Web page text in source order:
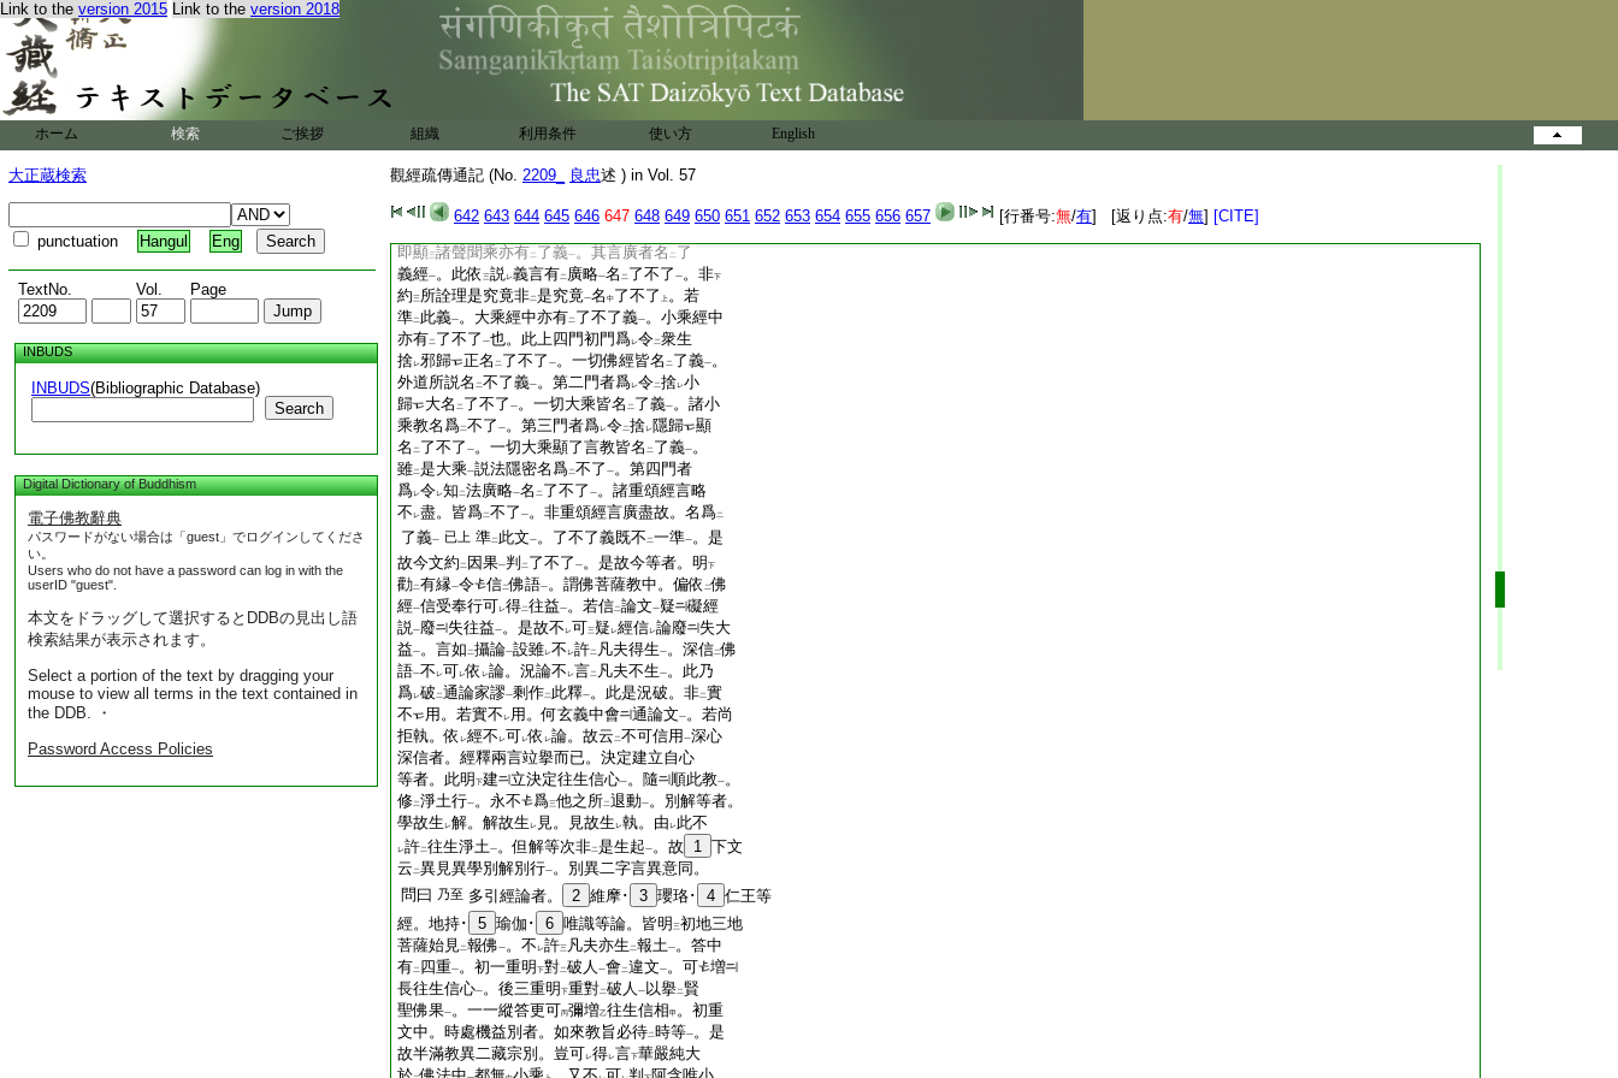
Link to the version 2015 Link to the version 2018
ホーム 検索 ご挨拶 組織 利用条件 使い方 English
大正蔵検索
punctuation Hangul Eng
TextNo. Vol. Page
INBUDS
INBUDS(Bibliographic Database)
Search
Digital Dictionary of Buddhism
電子佛教辭典
パスワードがない場合は「guest」でログインしてくださ
い。
Users who do not have a password can log in with the
userID "guest".
本文をドラッグして選択するとDDBの見出し語
検索結果が表示されます。
Select a portion of the text by dragging your
mouse to view all terms in the text contained in
the DDB. ・
Password Access Policies
觀經疏傳通記 (No. 2209_ 良忠述 ) in Vol. 57
642 643 644 645 646 647 648 649 650 651 652 653 654 655 656 657 [行番号:無/有] [返り点:有/無] [CITE]
諸菩薩於二如來所一。深植二正信一 深植二清淨一。一
向澂清唯依
二 如來了義經典一 非二不了義一
。了義
經典爲二所依一 故。於 二佛所説法毘奈耶 一 。不 レ 可二
佛所説不了義經依 種種門 辨 二本
。尚生二疑惑一 。非中了義上故。即
此文 大乘中 顯了言教名爲 了義 。隱
密言教名
。非若顯了所詰究竟。名爲
了義一 。言非 顯了 一。所詮之理又無 究竟 一名
了義 。第四言略語廣門者。謂雖
之教
一。初但略説詮 レ理未レ 盡。所レ 明未 レ周。名爲二
即顯三諸聲聞乘亦有二 了義一。其言廣者名 二 了
義經一。此依 三説レ義言有二 廣略一名 二 了不了 一。非下
約三所詮理是究竟非二是究竟一名 中了不了 上 。若
準二 此義一。大乘經中亦有二 了不了義一。小乘經中
亦有二 了不了 一也。此上四門初門爲レ令二衆生
捨レ邪歸 正名 二 了不了 一。一切佛經皆名 二 了義一。
外道所説名 二不了義一。第二門者爲レ令二捨レ小
歸
大名 二 了不了 一。一切大乘皆名 二 了義一。諸小
乘教名爲二不了 一。第三門者爲レ令二捨レ隱歸
顯
名 二 了不了 一。一切大乘顯了言教皆名 二 了義一。
雖二是大乘一説法隱密名爲二不了 一。第四門者
爲レ令レ知 二法廣略一名 二 了不了 一。諸重頌經言略
不 レ盡。皆爲二不了 一。非重頌經言廣盡故。名爲二
了義一 已上 準二 此文一。了不了義既不 二一準一。是
故今文約 二 因果一判 二 了不了 一。是故今等者。明 下
勸二有縁一令 信二佛語一。謂佛菩薩教中。偏依 二佛
經一信受奉行可レ得二往益一。若信二論文一疑
礙經
説一廢 失往益一。是故不 レ可三疑 レ經信レ論廢
失大
益一。言如 二攝論一設雖レ不 レ許二 凡夫得生一。深信二佛
語一不 レ可レ依 レ論。況論不 レ言二 凡夫不生一。此乃
爲レ破 二通論家謬一剩作二 此釋一。此是況破。非二實
不
用。若實不 レ用。何玄義中會 通論文一。若尚
拒執。依 レ經不 レ可レ依 レ論。故云 二不可信用 一深心
深信者。經釋兩言竝擧而已。決定建立自心
等者。此明 下建 立決定往生信心一。隨 順此教一。
修二淨土行一。永不 爲三他之所二退動一。別解等者。
學故生 レ解。解故生 レ 見。見故生 レ執。由 レ此不
レ許二往生淨土一。但解等次非二是生起一。故 1 下文
云 二異見異學別解別行一。別異二字言異意同。
問曰 乃至 多引經論者。 2 維摩･ 3 瓔珞･ 4 仁王等
經。地持･
5 瑜伽･ 6 唯識等論。皆明 三初地三地
菩薩始見二報佛一。不 レ許三 凡夫亦生 二報土一。答中
有二 四重一。初一重明 下對二破人 一會二違文一。可
増
長往生信心一。後三重明 下重對二破人 一 以擧二賢
聖佛果一。一一縱答更可丙彌増乙往生信相甲 。初重
文中。時處機益別者。如來教旨必待二時等一。是
故半滿教異二藏宗別。豈可レ得レ言下華嚴純大